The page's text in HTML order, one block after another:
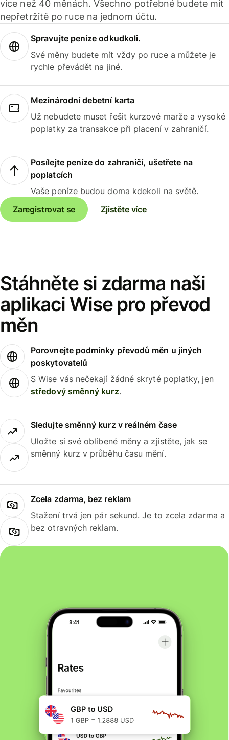
více než 40 měnách. Všechno potřebné budete mít
nepřetržitě po ruce na jednom účtu.
Spravujte peníze odkudkoli.
Své měny budete mít vždy po ruce a můžete je
rychle převádět na jiné.
Mezinárodní debetní karta
Už nebudete muset řešit kurzové marže a vysoké
poplatky za transakce při placení v zahraničí.
Posílejte peníze do zahraničí, ušetřete na
poplatcích
Vaše peníze budou doma kdekoli na světě.
Zaregistrovat se
Zjistěte více
Stáhněte si zdarma naši
aplikaci Wise pro převod
měn
Porovnejte podmínky převodů měn u jiných
poskytovatelů
S Wise vás nečekají žádné skryté poplatky, jen
středový směnný kurz.
Sledujte směnný kurz v reálném čase
Uložte si své oblíbené měny a zjistěte, jak se
směnný kurz v průběhu času mění.
Zcela zdarma, bez reklam
Stažení trvá jen pár sekund. Je to zcela zdarma a
bez otravných reklam.